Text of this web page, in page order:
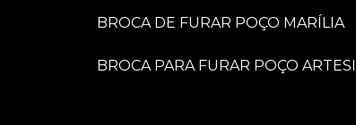
BROCA DE FURAR POÇO MARÍLIA
BROCA PARA FURAR POÇO